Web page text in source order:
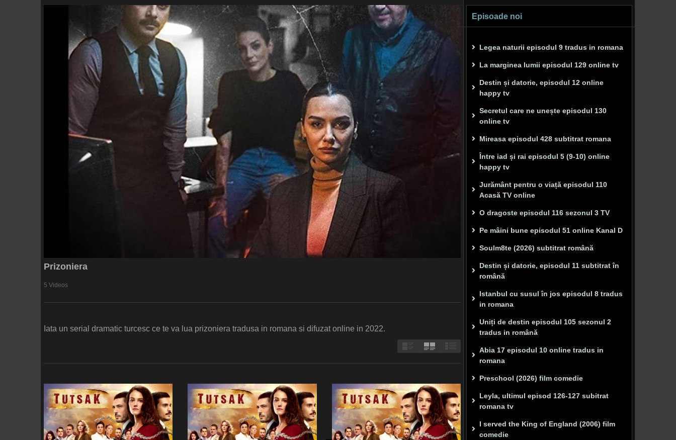
Prizoniera
5 Videos
Iata un serial dramatic turcesc ce te va lua prizoniera tradusa in romana si difuzat online in 2022.
Episoade noi
Legea naturii episodul 9 tradus in romana
La marginea lumii episodul 129 online tv
Destin și datorie, episodul 12 online
happy tv
Secretul care ne unește episodul 130
online tv
Mireasa episodul 428 subtitrat romana
Între iad și rai episodul 5 (9-10) online
happy tv
Jurământ pentru o viață episodul 110
Acasă TV online
O dragoste episodul 116 sezonul 3 TV
Pe mâini bune episodul 51 online Kanal D
Soulm8te (2026) subtitrat română
Destin și datorie, episodul 11 subtitrat în
română
Istanbul cu susul în jos episodul 8 tradus
in romana
Uniți de destin episodul 105 sezonul 2
tradus in română
Abia 17 episodul 10 online tradus in
romana
Preschool (2026) film comedie
Leyla, ultimul episod 126-127 subitrat
romana tv
I served the King of England (2006) film
comedie